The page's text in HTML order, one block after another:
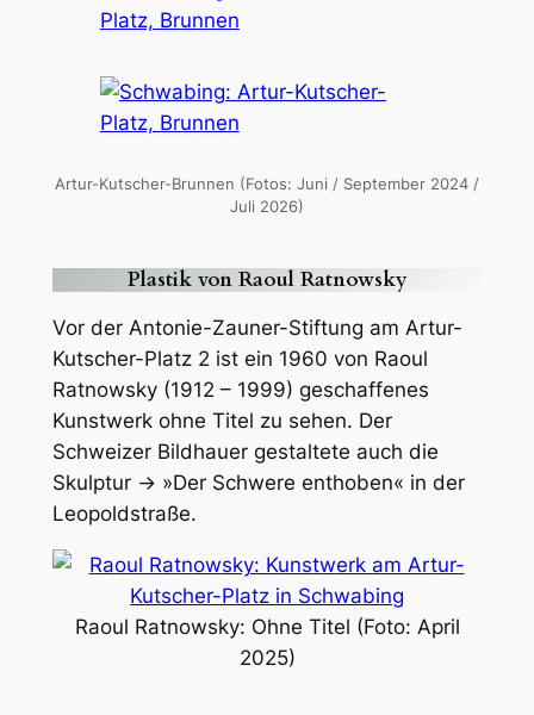
Artur-Kutscher-Brunnen (Fotos: Juni / September 2024 /
Juli 2026)
Plastik von Raoul Ratnowsky
Vor der Antonie-Zauner-Stiftung am Artur-
Kutscher-Platz 2 ist ein 1960 von Raoul
Ratnowsky (1912 – 1999) geschaffenes
Kunstwerk ohne Titel zu sehen. Der
Schweizer Bildhauer gestaltete auch die
Skulptur → »Der Schwere enthoben« in der
Leopoldstraße.
Raoul Ratnowsky: Ohne Titel (Foto: April
2025)